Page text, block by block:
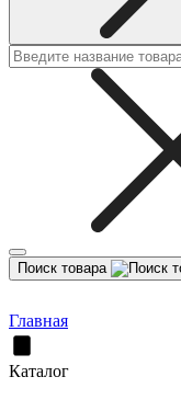
Поиск товара
Главная
Каталог